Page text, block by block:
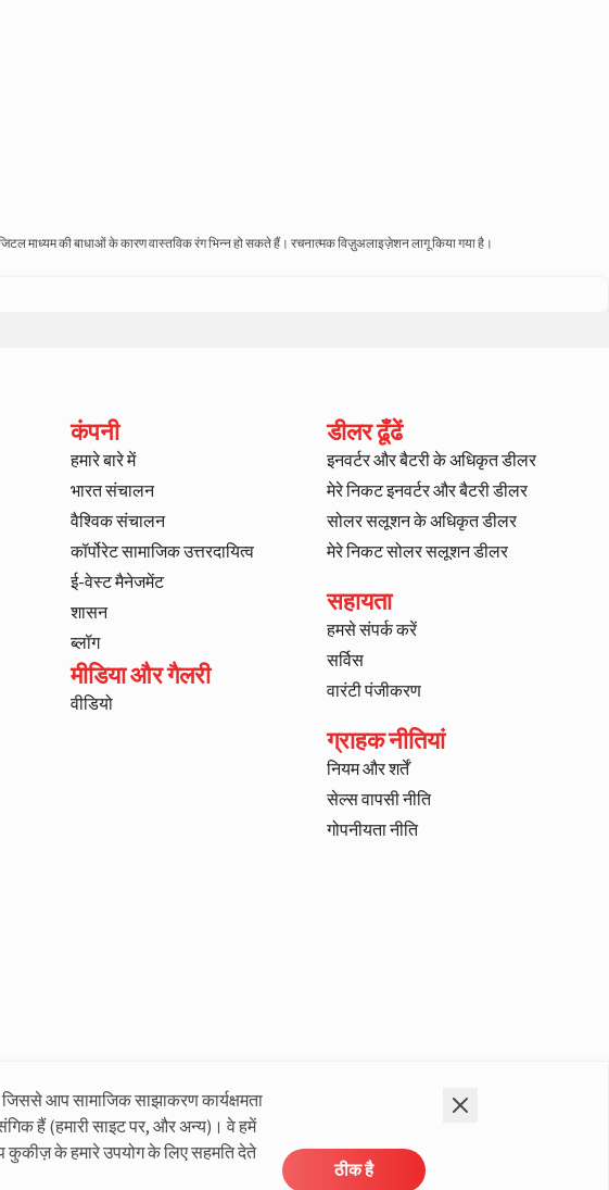
माध्यम की बाधाओं के कारण वास्तविक रंग भिन्न हो सकते हैं। रचनात्मक विज़ुअलाइज़ेशन लागू किया गया है।
कंपनी
हमारे बारे में
भारत संचालन
वैश्विक संचालन
कॉर्पोरेट सामाजिक उत्तरदायित्व
ई-वेस्ट मैनेजमेंट
शासन
ब्लॉग
मीडिया और गैलरी
वीडियो
डीलर ढूँढें
इनवर्टर और बैटरी के अधिकृत डीलर
मेरे निकट इनवर्टर और बैटरी डीलर
सोलर सलूशन के अधिकृत डीलर
मेरे निकट सोलर सलूशन डीलर
सहायता
हमसे संपर्क करें
सर्विस
वारंटी पंजीकरण
ग्राहक नीतियां
नियम और शर्तें
सेल्स वापसी नीति
गोपनीयता नीति
आप सामाजिक साझाकरण कार्यक्षमता
हैं (हमारी साइट पर, और अन्य)। वे हमें
कुकीज़ के हमारे उपयोग के लिए सहमति देते
ठीक है